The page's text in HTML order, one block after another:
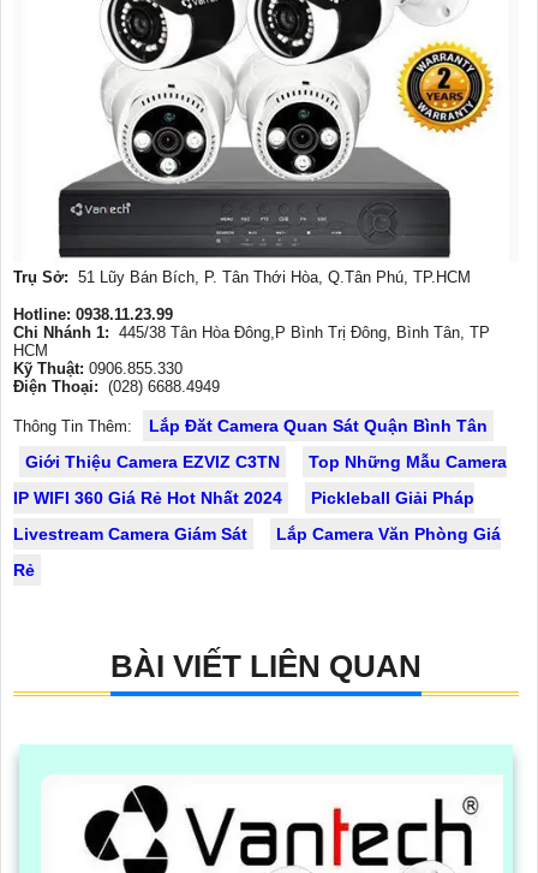
Trụ Sở: 51 Lũy Bán Bích, P. Tân Thới Hòa, Q.Tân Phú, TP.HCM
Hotline: 0938.11.23.99
Chi Nhánh 1: 445/38 Tân Hòa Đông,P Bình Trị Đông, Bình Tân, TP
HCM
Kỹ Thuật: 0906.855.330
Điện Thoại: (028) 6688.4949
Thông Tin Thêm:
Lắp Đăt Camera Quan Sát Quận Bình Tân
Giới Thiệu Camera EZVIZ C3TN
Top Những Mẫu Camera
IP WIFI 360 Giá Rẻ Hot Nhất 2024
Pickleball Giải Pháp
Livestream Camera Giám Sát
Lắp Camera Văn Phòng Giá
Rẻ
BÀI VIẾT LIÊN QUAN